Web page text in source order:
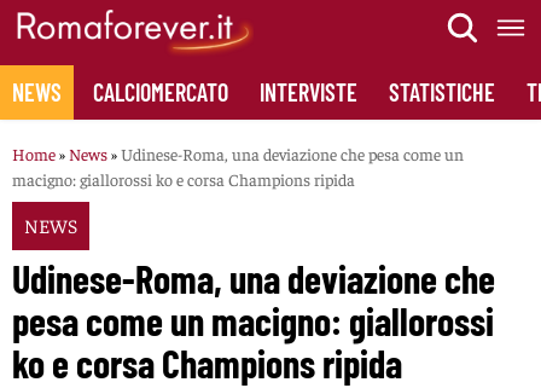
Skip
content
NEWS CALCIOMERCATO INTERVISTE STATISTICHE
Home» News»Udinese-Roma, una deviazione che pesa come un
macigno: giallorossi ko e corsa Champions ripida
NEWS
Udinese-Roma, una deviazione che
pesa come un macigno: giallorossi
ko e corsa Champions ripida